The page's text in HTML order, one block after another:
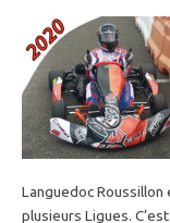
Languedoc
plusieurs Ligues.